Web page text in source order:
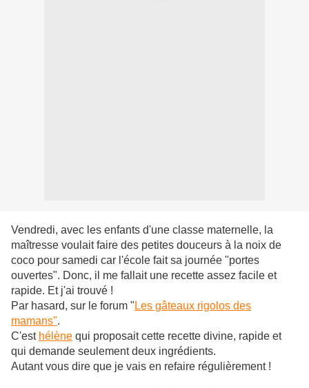
Vendredi, avec les enfants d'une classe maternelle, la
maîtresse voulait faire des petites douceurs à la noix de
coco pour samedi car l'école fait sa journée "portes
ouvertes". Donc, il me fallait une recette assez facile et
rapide. Et j'ai trouvé !
Par hasard, sur le forum " Les gâteaux rigolos des
mamans".
C'est hélène qui proposait cette recette divine, rapide et
qui demande seulement deux ingrédients.
Autant vous dire que je vais en refaire régulièrement !